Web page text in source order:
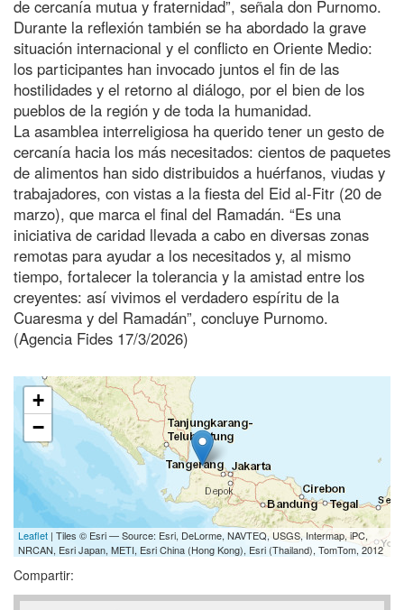
de cercanía mutua y fraternidad”, señala don Purnomo.
Durante la reflexión también se ha abordado la grave
situación internacional y el conflicto en Oriente Medio:
los participantes han invocado juntos el fin de las
hostilidades y el retorno al diálogo, por el bien de los
pueblos de la región y de toda la humanidad.
La asamblea interreligiosa ha querido tener un gesto de
cercanía hacia los más necesitados: cientos de paquetes
de alimentos han sido distribuidos a huérfanos, viudas y
trabajadores, con vistas a la fiesta del Eid al-Fitr (20 de
marzo), que marca el final del Ramadán. “Es una
iniciativa de caridad llevada a cabo en diversas zonas
remotas para ayudar a los necesitados y, al mismo
tiempo, fortalecer la tolerancia y la amistad entre los
creyentes: así vivimos el verdadero espíritu de la
Cuaresma y del Ramadán”, concluye Purnomo.
(Agencia Fides 17/3/2026)
+
−
Leaflet | Tiles © Esri — Source: Esri, DeLorme, NAVTEQ, USGS, Intermap, iPC,
NRCAN, Esri Japan, METI, Esri China (Hong Kong), Esri (Thailand), TomTom, 2012
Compartir: